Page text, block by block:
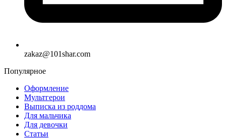
zakaz@101shar.com
Популярное
Оформление
Мультгерои
Выписка из роддома
Для мальчика
Для девочки
Статьи